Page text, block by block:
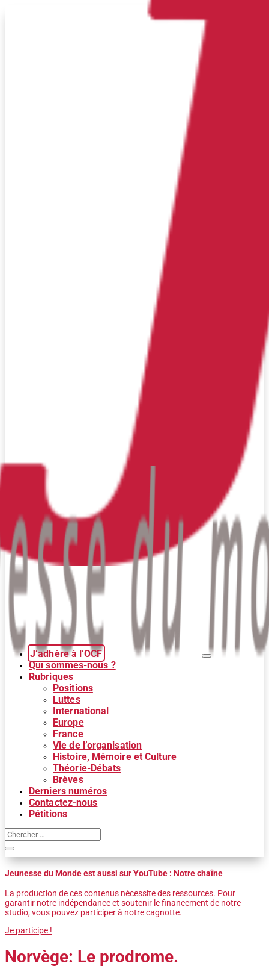
J’adhère à l’OCF
Qui sommes-nous ?
Rubriques
Positions
Luttes
International
Europe
France
Vie de l’organisation
Histoire, Mémoire et Culture
Théorie-Débats
Brèves
Derniers numéros
Contactez-nous
Pétitions
Jeunesse du Monde est aussi sur YouTube : Notre chaîne
La production de ces contenus nécessite des ressources. Pour
garantir notre indépendance et soutenir le financement de notre
studio, vous pouvez participer à notre cagnotte.
Je participe !
Norvège: Le prodrome.